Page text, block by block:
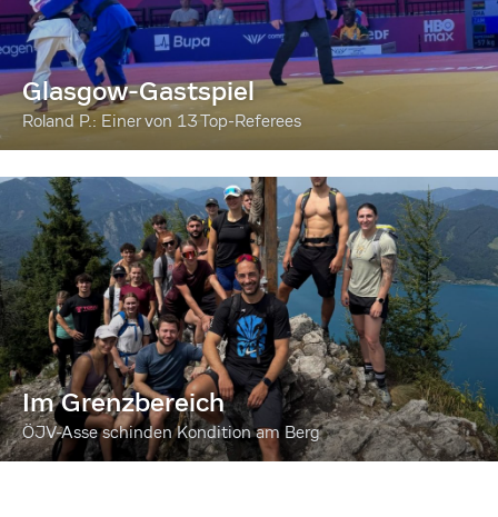
Glasgow-Gastspiel
Roland P.: Einer von 13 Top-Referees
Im Grenzbereich
ÖJV-Asse schinden Kondition am Berg